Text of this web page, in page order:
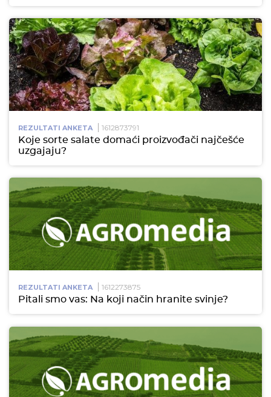
REZULTATI ANKETA 1612873791
Koje sorte salate domaći proizvođači najčešće
uzgajaju?
REZULTATI ANKETA 1612273875
Pitali smo vas: Na koji način hranite svinje?